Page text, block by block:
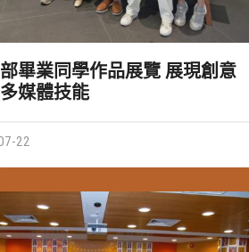
畢業同學作品展覽 展現創意
媒體技能
22